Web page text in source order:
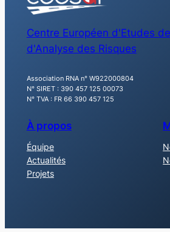
Centre Européen d'Etudes
d'Analyse des Risques
Association RNA n° W922000804
N° SIRET : 390 457 125 00073
N° TVA : FR 66 390 457 125
À propos
Équipe
Actualités
Projets